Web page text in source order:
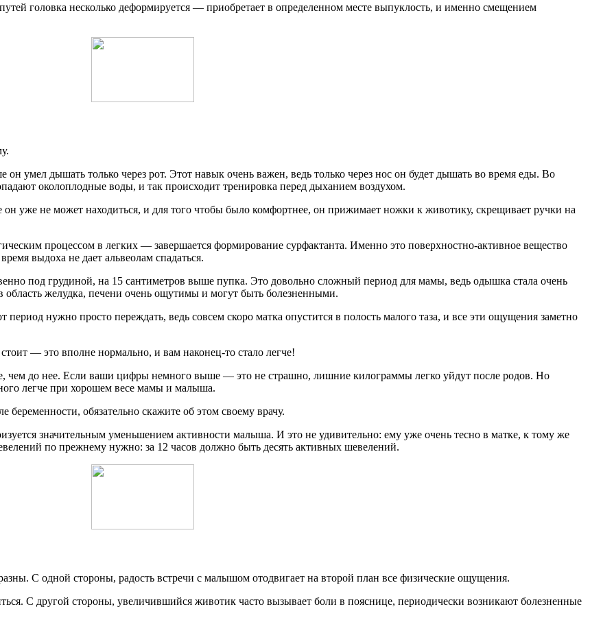
головка несколько деформируется — приобретает в определенном месте выпуклость, и именно смещением
умел дышать только через рот. Этот навык очень важен, ведь только через нос он будет дышать во время еды. Во
околоплодные воды, и так происходит тренировка перед дыханием воздухом.
уже не может находиться, и для того чтобы было комфортнее, он прижимает ножки к животику, скрещивает ручки на
процессом в легких — завершается формирование сурфактанта. Именно это поверхностно-активное вещество
выдоха не дает альвеолам спадаться.
под грудиной, на 15 сантиметров выше пупка. Это довольно сложный период для мамы, ведь одышка стала очень
желудка, печени очень ощутимы и могут быть болезненными.
нужно просто переждать, ведь совсем скоро матка опустится в полость малого таза, и все эти ощущения заметно
— это вполне нормально, и вам наконец-то стало легче!
чем до нее. Если ваши цифры немного выше — это не страшно, лишние килограммы легко уйдут после родов. Но
легче при хорошем весе мамы и малыша.
беременности, обязательно скажите об этом своему врачу.
значительным уменьшением активности малыша. И это не удивительно: ему уже очень тесно в матке, к тому же
по прежнему нужно: за 12 часов должно быть десять активных шевелений.
С одной стороны, радость встречи с малышом отодвигает на второй план все физические ощущения.
С другой стороны, увеличившийся животик часто вызывает боли в пояснице, периодически возникают болезненные